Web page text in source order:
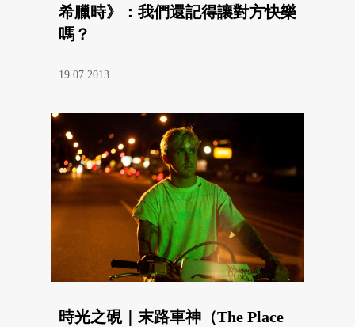
希臘時》：我們還記得讓對方快樂
嗎？
19.07.2013
時光之硯｜末路車神（The Place